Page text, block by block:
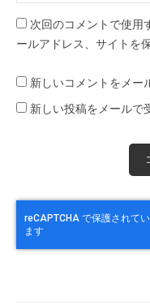
次回のコメントで使用
ールアドレス、サイトを
新しいコメントをメー
新しい投稿をメールで